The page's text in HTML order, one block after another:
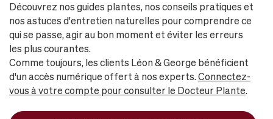
Découvrez nos guides plantes, nos conseils pratiques et
nos astuces d'entretien naturelles pour comprendre ce
qui se passe, agir au bon moment et éviter les erreurs
les plus courantes.
Comme toujours, les clients Léon & George bénéficient
d'un accès numérique offert à nos experts.Connectez-
vous à votre compte pour consulter le Docteur Plante.